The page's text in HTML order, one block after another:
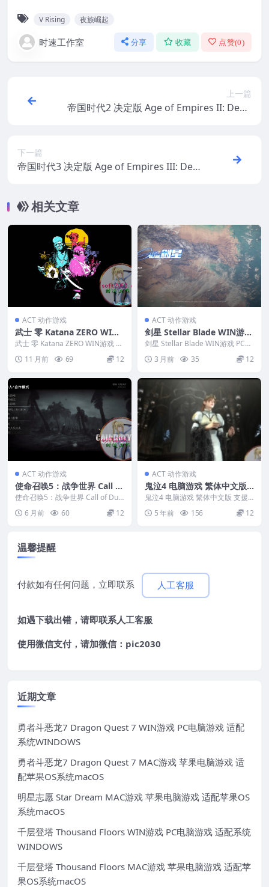
V Rising 夜族崛起
时速工作室 分享 收藏 点赞(0)
上一篇
帝国时代2 决定版 Age of Empires II: Defin
下一篇
帝国时代3 决定版 Age of Empires III: Defi
相关文章
ACT 动作游戏
武士 零 Katana ZERO WIN
游戏 PC电脑游戏 适配系统W
IN10 WIN11
武士 零 Katana ZERO WIN游戏 P
C电脑游戏 适配系统WIN10 ...
11 月前 69 12
ACT 动作游戏
剑星 Stellar Blade WIN游戏
PC电脑游戏 适配系统WIND
OWS
剑星 Stellar Blade WIN游戏 PC电
脑游戏 适配系统WINDOW...
3 月前 35 12
ACT 动作游戏
使命召唤5：战争世界 Call of
Duty: World at War WIN游
戏 PC电脑游戏 适配系统WIN
DOWS
使命召唤5：战争世界 Call of Dut
6 月前 60 12
ACT 动作游戏
鬼泣4 电脑游戏 繁体中文版
支援 win11 win10 win7
鬼泣4 电脑游戏 繁体中文版 支援
win11 win10 win7 游戏编号：...
5 年前 156 12
温馨提醒
付款如有任何问题，立即联系 人工客服
如遇下载出错，请即联系人工客服
使用微信支付，请加微信：pic2030
近期文章
勇者斗恶龙7 Dragon Quest 7 WIN游戏 PC电脑游戏 适配
系统WINDOWS
勇者斗恶龙7 Dragon Quest 7 MAC游戏 苹果电脑游戏 适
配苹果OS系统macOS
明星志愿 Star Dream MAC游戏 苹果电脑游戏 适配苹果OS
系统macOS
千层登塔 Thousand Floors WIN游戏 PC电脑游戏 适配系统
WINDOWS
千层登塔 Thousand Floors MAC游戏 苹果电脑游戏 适配苹
果OS系统macOS